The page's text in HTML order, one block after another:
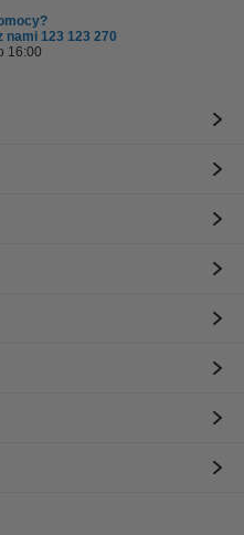
nami 123 123 270
16:00